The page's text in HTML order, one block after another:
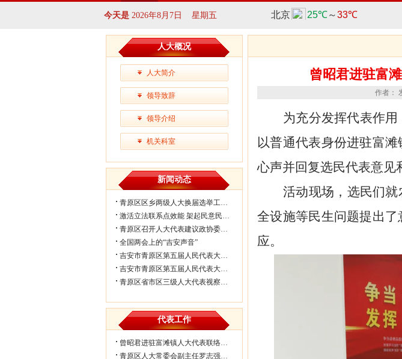
今天是 2026年8月7日 星期五
人大概况
人大简介
领导致辞
领导介绍
机关科室
新闻动态
青原区区乡两级人大换届选举工作会议...
激活立法联系点效能 架起民意民生连...
青原区召开人大代表建议政协委员提案...
全国两会上的“吉安声音”
吉安市青原区第五届人民代表大会第七...
吉安市青原区第五届人民代表大会第七...
青原区省市区三级人大代表视察民生实...
代表工作
曾昭君进驻富滩镇人大代表联络工作站...
青原区人大常委会副主任罗志强带队赴...
曾昭君进驻富
作者：
为充分发挥代表作用
以普通代表身份进驻富
心声并回复选民代表意见
活动现场，选民们
全设施等民生问题提出
应。